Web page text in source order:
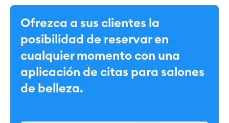
Ofrezca a sus clientes la
posibilidad de reservar en
cualquier momento con una
aplicación de citas para salones
de belleza.